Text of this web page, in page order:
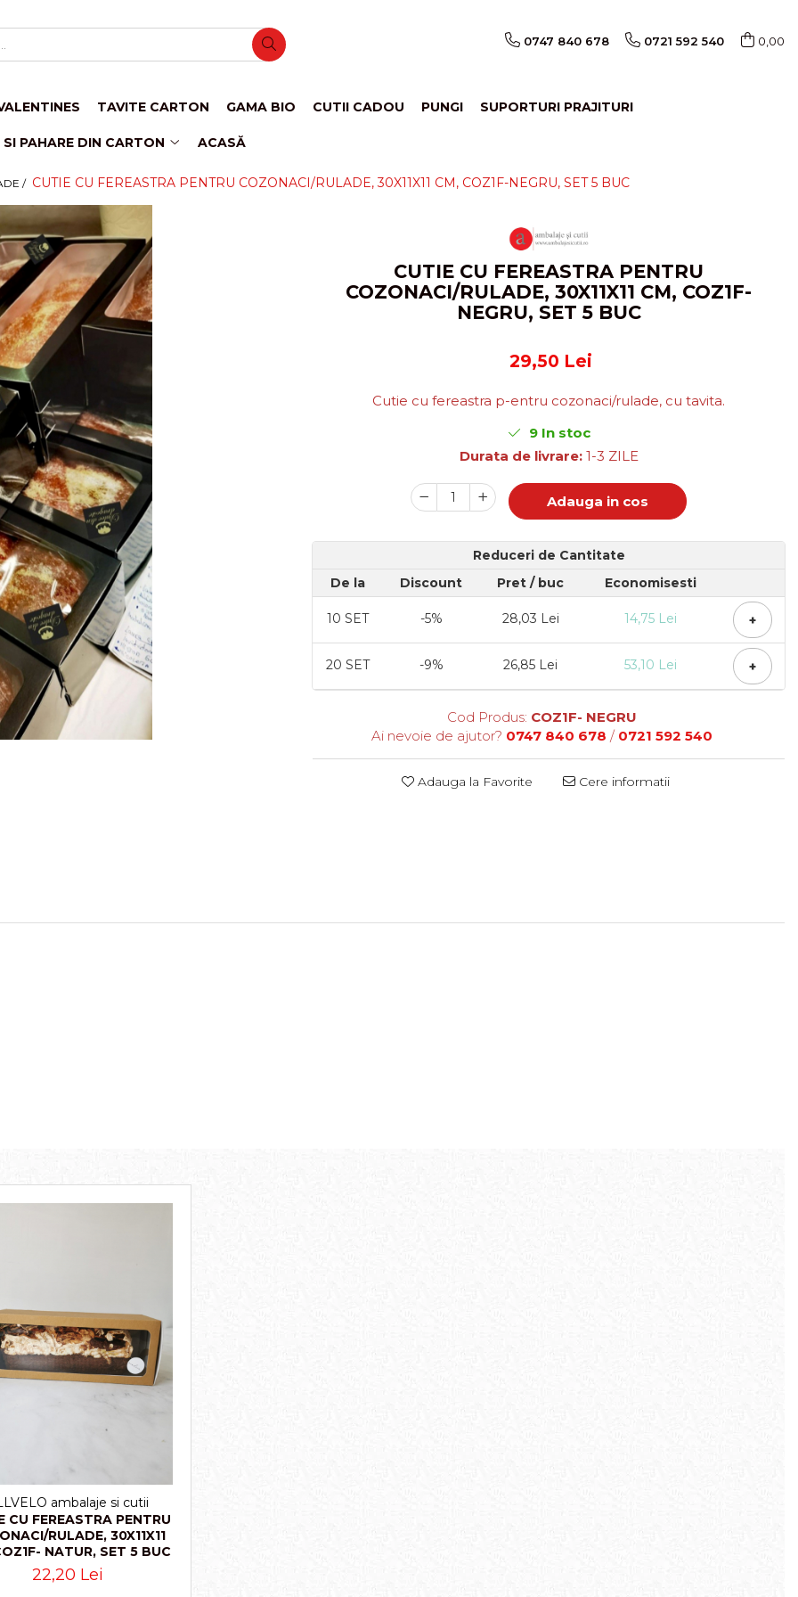
0747 840 678 0721 592 540 0,00
TAVITE CARTON GAMA BIO CUTII CADOU PUNGI SUPORTURI PRAJITURI
PAHARE DIN CARTON ACASĂ
/ CUTIE CU FEREASTRA PENTRU COZONACI/RULADE, 30X11X11 CM, COZ1F-NEGRU, SET 5 BUC
CUTIE CU FEREASTRA PENTRU
COZONACI/RULADE, 30X11X11 CM, COZ1F-
NEGRU, SET 5 BUC
29,50 Lei
Cutie cu fereastra p-entru cozonaci/rulade, cu tavita.
9In stoc
Durata de livrare:1-3 ZILE
Adauga in cos
Reduceri de Cantitate
De la
Discount Pret / buc Economisesti
10 SET -5% 28,03 Lei 14,75 Lei +
20 SET -9% 26,85 Lei 53,10 Lei +
Cod Produs: COZ1F- NEGRU
Ai nevoie de ajutor? 0747 840 678 / 0721 592 540
Adauga la Favorite Cere informatii
ambalaje si cutii
CU FEREASTRA PENTRU
RULADE, 30X11X11
NATUR, SET 5 BUC
22,20 Lei